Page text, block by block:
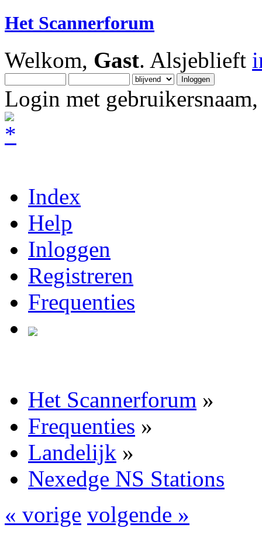
Het Scannerforum
Welkom, Gast. Alsjeblieft
Login met
Index
Help
Inloggen
Registreren
Frequenties
Het Scannerforum »
Frequenties »
Landelijk »
Nexedge NS Stations
« vorige volgende »